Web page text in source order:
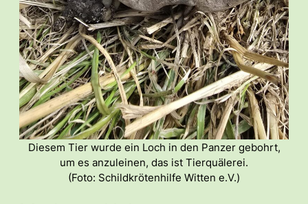
Diesem Tier wurde ein Loch in den Panzer gebohrt,
um es anzuleinen, das ist Tierquälerei.
(Foto: Schildkrötenhilfe Witten e.V.)